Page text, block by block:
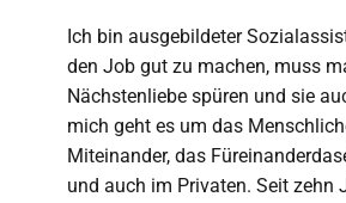
Ich bin ausgebildeter
den Job gut zu machen, muss
Nächstenliebe spüren und sie
mich geht es um das
Miteinander, das
und auch im Privaten. Seit zehn